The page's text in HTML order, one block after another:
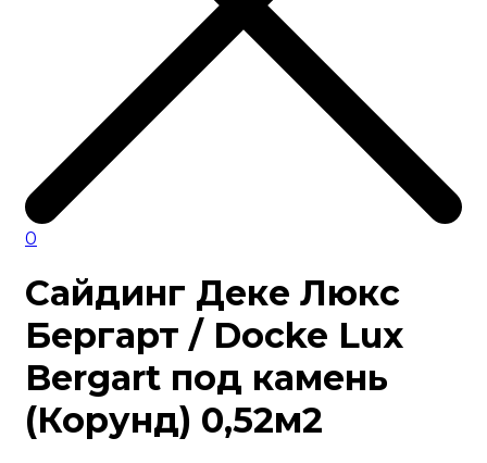
0
Сайдинг Деке Люкс
Бергарт / Docke Lux
Bergart под камень
(Корунд) 0,52м2